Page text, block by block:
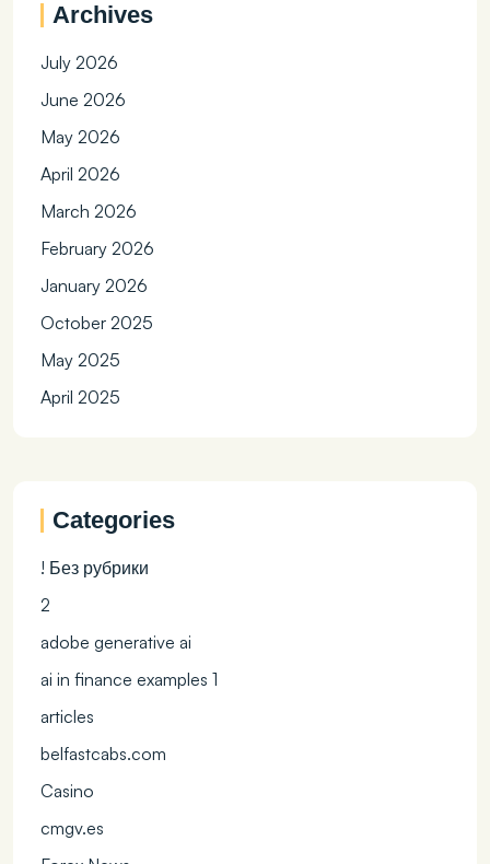
Archives
July 2026
June 2026
May 2026
April 2026
March 2026
February 2026
January 2026
October 2025
May 2025
April 2025
Categories
! Без рубрики
2
adobe generative ai
ai in finance examples 1
articles
belfastcabs.com
Casino
cmgv.es